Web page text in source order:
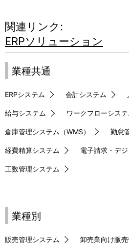
関連リンク:
ERPソリューション
業種共通
ERPシステム 会計システム
給与システム ワークフローシステ
倉庫管理システム（WMS） 勤怠
経費精算システム 電子請求・デ
工数管理システム
業種別
販売管理システム 卸売業向け販